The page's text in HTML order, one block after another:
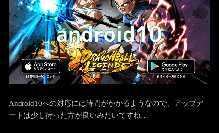
Android10への対応には時間がかかるようなので、アップデ
ートは少し待った方が良いみたいですね…